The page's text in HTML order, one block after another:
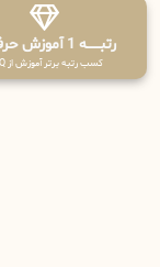
رتبــــــه 1 آموزش حرفه ای
کسب رتبه برتر آموزش از PPQ